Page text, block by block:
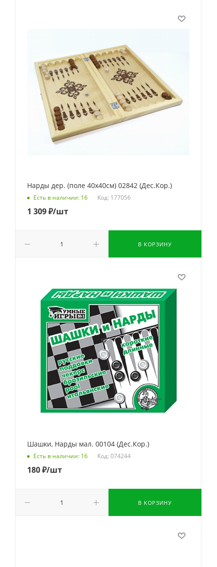
Нарды дер. (поле 40х40см) 02842 (Дес.Кор.)
Есть в наличии: 16 Код: 177056
1 309₽/шт
В КОРЗИНУ
Шашки, Нарды мал. 00104 (Дес.Кор.)
Есть в наличии: 16 Код: 074244
180₽/шт
В КОРЗИНУ